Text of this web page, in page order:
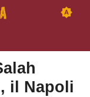
il Napoli